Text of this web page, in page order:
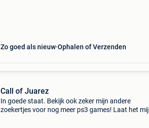
Zo goed als nieuw Ophalen of Verzenden
Call of Juarez
In goede staat. Bekijk ook zeker mijn andere
zoekertjes voor nog meer ps3 games! Laat het mij